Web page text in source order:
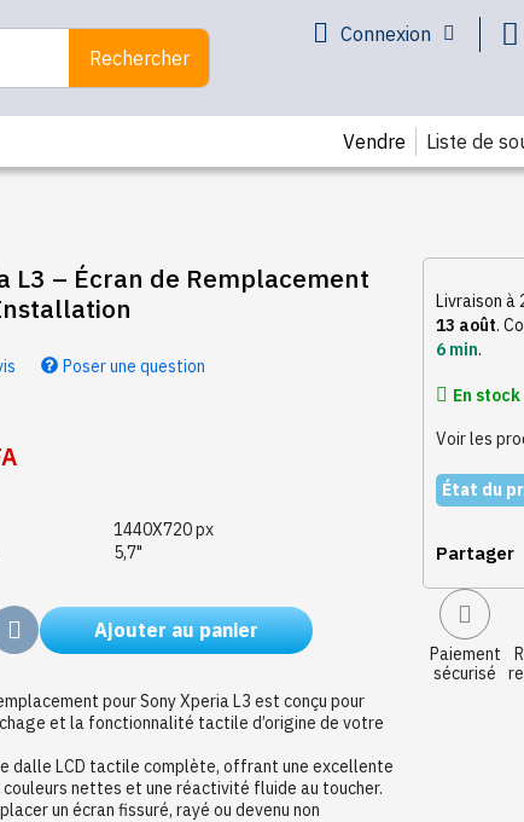
Rechercher
Connexion
Vendre Liste de
L3 – Écran de Remplacement
Poser une question
1440X720 px
5,7"
Ajouter au panier
pour Sony Xperia L3 est conçu pour
et la fonctionnalité tactile d’origine de votre
dalle LCD tactile complète, offrant une excellente
nettes et une réactivité fluide au toucher.
un écran fissuré, rayé ou devenu non
Livraison à
13 août.
6 min.
En stock
Voir les
État du
Partager
Paiement
sécurisé